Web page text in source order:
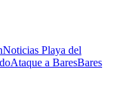
Noticias Playa del
Ataque a BaresBares